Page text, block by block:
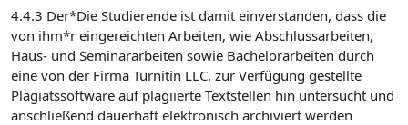
4.4.3 Der*Die Studierende ist damit einverstanden, dass die
von ihm*r eingereichten Arbeiten, wie Abschlussarbeiten,
Haus- und Seminararbeiten sowie Bachelorarbeiten durch
eine von der Firma Turnitin LLC. zur Verfügung gestellte
Plagiatssoftware auf plagiierte Textstellen hin untersucht und
anschließend dauerhaft elektronisch archiviert werden